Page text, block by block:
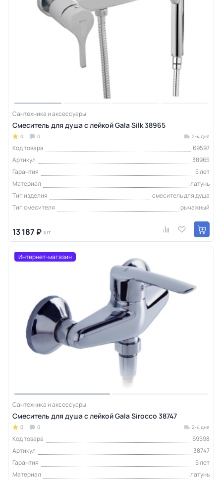
Сантехника и аксессуары
Смеситель для душа с лейкой Gala Silk 38965
0 0 2-4 дня
Код товара
69597
Артикул
38965
Гарантия
5 лет
Материал
латунь
Тип изделия
смеситель для душа
Тип смесителя
рычажный
13 187 ₽ шт
Интернет-магазин
Сантехника и аксессуары
Смеситель для душа с лейкой Gala Sirocco 38747
0 0 2-4 дня
Код товара
69598
Артикул
38747
Гарантия
5 лет
Материал
латунь